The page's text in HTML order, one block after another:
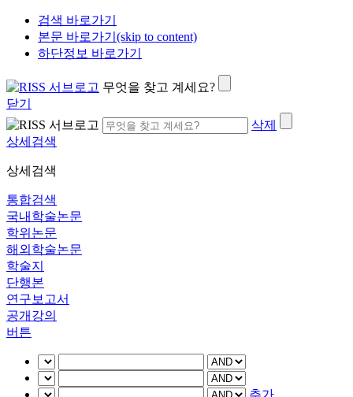
검색 바로가기
본문 바로가기(skip to content)
하단정보 바로가기
무엇을 찾고 계세요?
닫기
삭제
상세검색
상세검색
통합검색
국내학술논문
학위논문
해외학술논문
학술지
단행본
연구보고서
공개강의
버튼
추가